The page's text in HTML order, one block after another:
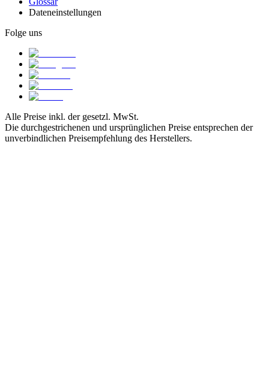
Dateneinstellungen
Folge uns
Alle Preise inkl. der gesetzl. MwSt.
Die durchgestrichenen und ursprünglichen Preise entsprechen der
unverbindlichen Preisempfehlung des Herstellers.